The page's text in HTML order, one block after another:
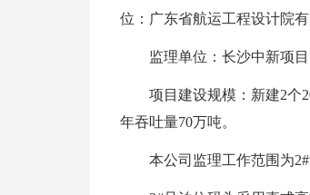
位：广东省航运工程设计院
监理单位：长沙中新项
项目建设规模：新建2个
年吞吐量70万吨。
本公司监理工作范围为2#